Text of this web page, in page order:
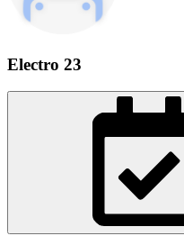
Electro 23